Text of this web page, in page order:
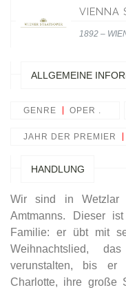
VIENNA
1892 –
ALLGEMEINE
GENRE OPER .
JAHR DER PREMIER
HANDLUNG
Wir sind in
Amtmanns. Dieser
Familie: er übt mit
Weihnachtslied,
verunstalten, bis
Charlotte, ihre große